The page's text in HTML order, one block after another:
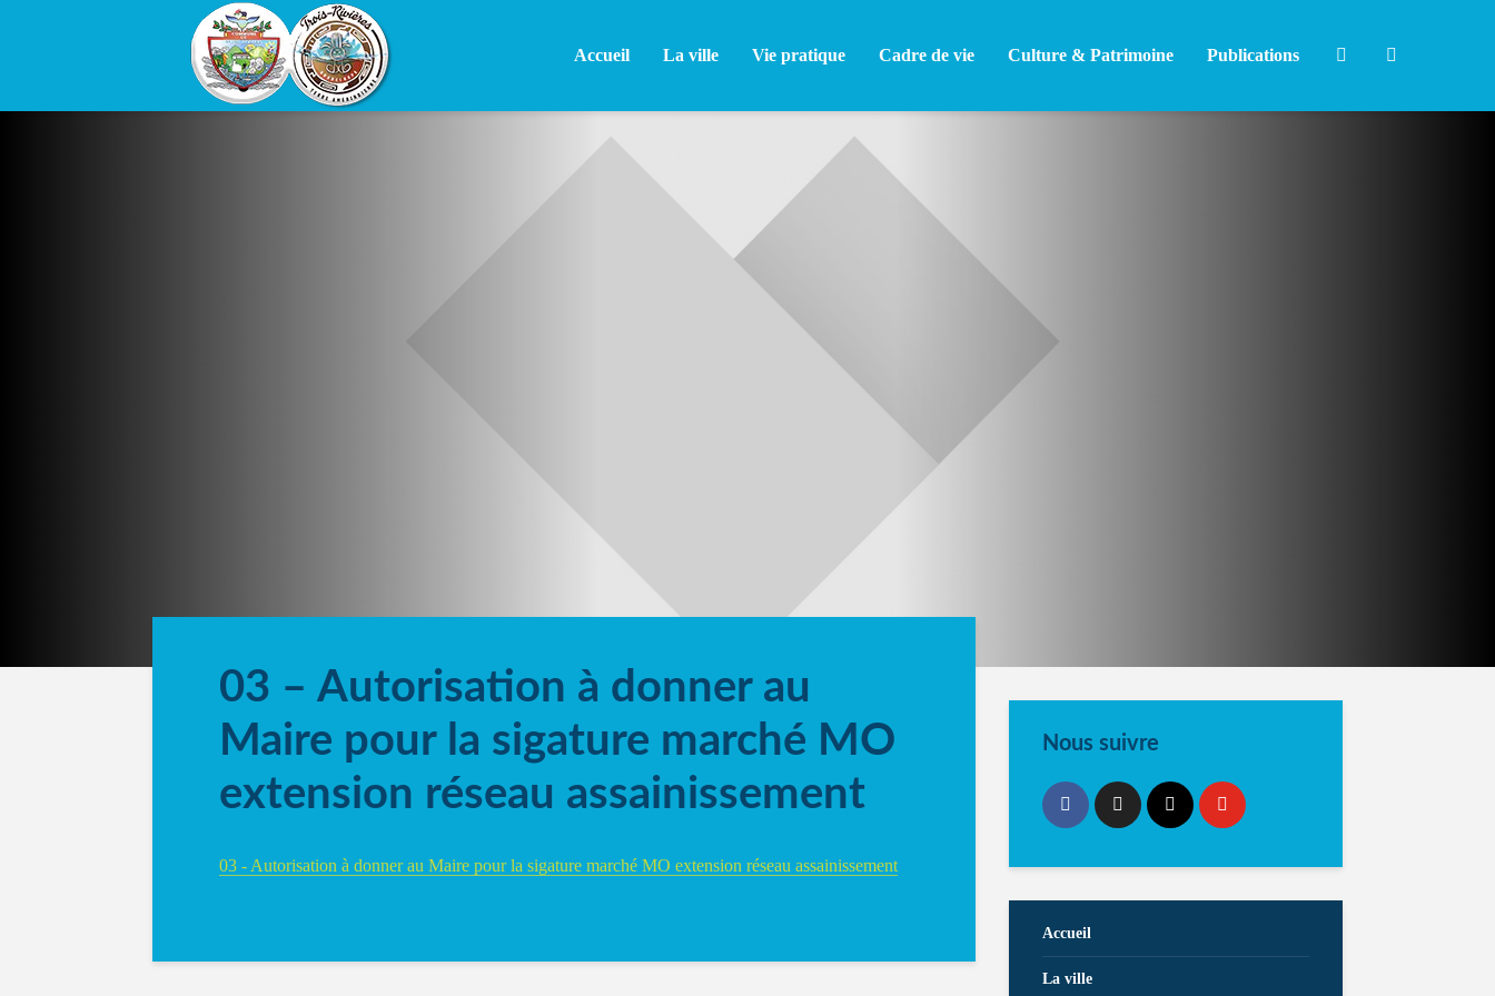
Accueil La ville Vie pratique Cadre de vie Culture & Patrimoine Publications
03 – Autorisation à donner au
Maire pour la sigature marché MO
extension réseau assainissement
03 - Autorisation à donner au Maire pour la sigature marché MO extension réseau assainissement
Nous suivre
Accueil
La ville